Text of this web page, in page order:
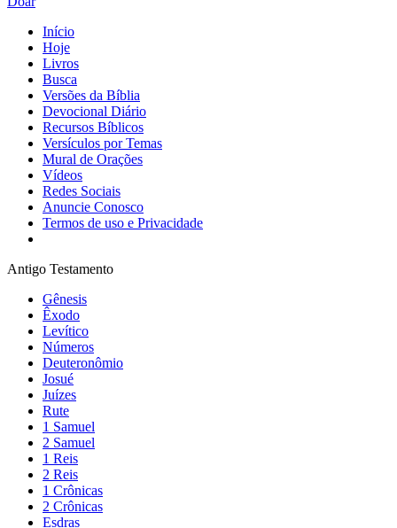
Início
Hoje
Livros
Busca
Versões da Bíblia
Devocional Diário
Recursos Bíblicos
Versículos por Temas
Mural de Orações
Vídeos
Redes Sociais
Anuncie Conosco
Termos de uso e Privacidade
Antigo Testamento
Gênesis
Êxodo
Levítico
Números
Deuteronômio
Josué
Juízes
Rute
1 Samuel
2 Samuel
1 Reis
2 Reis
1 Crônicas
2 Crônicas
Esdras